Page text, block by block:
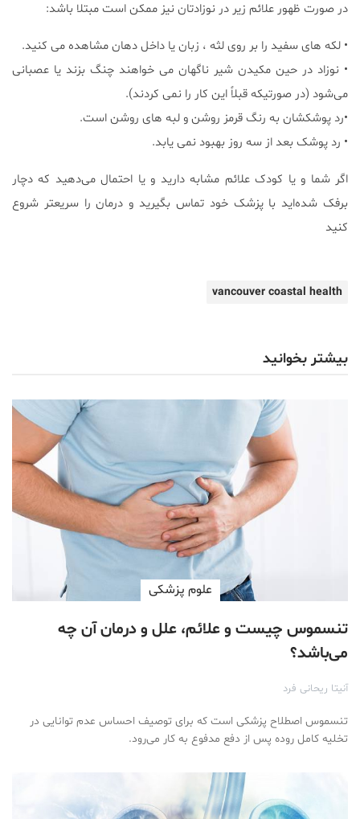
در صورت ظهور علائم زیر در نوزادتان نیز ممکن است مبتلا باشد:
• لکه های سفید را بر روی لثه ، زبان یا داخل دهان مشاهده می کنید.
• نوزاد در حین مکیدن شیر ناگهان می خواهند چنگ بزند یا عصبانی
می‌شود (در صورتیکه قبلاً این کار را نمی کردند).
•رد پوشکشان به رنگ قرمز روشن و لبه های روشن است.
• رد پوشک بعد از سه روز بهبود نمی یابد.
اگر شما و یا کودک علائم مشابه دارید و یا احتمال می‌دهید که دچار
برفک شده‌اید با پزشک خود تماس بگیرید و درمان را سریعتر شروع
کنید
vancouver coastal health
بیشتر بخوانید
علوم پزشكی
تنسموس چیست و علائم، علل و درمان آن چه
می‌باشد؟
آنیتا ریحانی فرد
تنسموس اصطلاح پزشکی است که برای توصیف احساس عدم توانایی در
تخلیه کامل روده پس از دفع مدفوع به کار می‌رود.